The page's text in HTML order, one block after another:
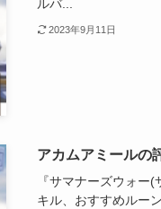
ルバ...
2023年9月11日
アカムアミールの
『サマナーズウォー
キル、おすすめルー